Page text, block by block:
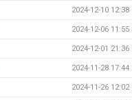
2024-12-10 12:38
2024-12-06 11:55
2024-12-01 21:36
2024-11-28 17:44
2024-11-26 12:02